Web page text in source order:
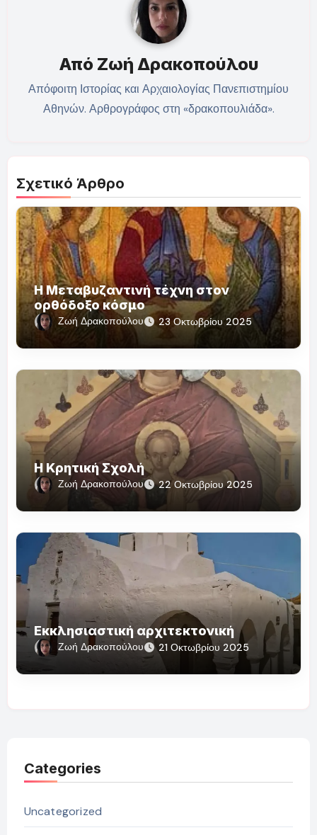
Από Ζωή Δρακοπούλου
Απόφοιτη Ιστορίας και Αρχαιολογίας Πανεπιστημίου
Αθηνών. Αρθρογράφος στη «δρακοπουλιάδα».
Σχετικό Άρθρο
Η Μεταβυζαντινή τέχνη στον
ορθόδοξο κόσμο
Ζωή Δρακοπούλου 23 Οκτωβρίου 2025
Η Κρητική Σχολή
Ζωή Δρακοπούλου 22 Οκτωβρίου 2025
Εκκλησιαστική αρχιτεκτονική
Ζωή Δρακοπούλου 21 Οκτωβρίου 2025
Categories
Uncategorized